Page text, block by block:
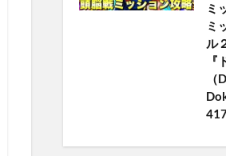
ミ
ミ
ル